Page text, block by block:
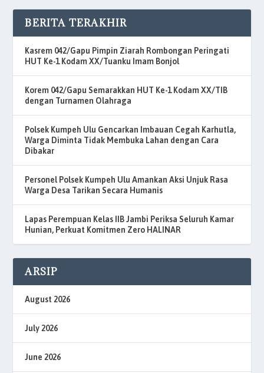
BERITA TERAKHIR
Kasrem 042/Gapu Pimpin Ziarah Rombongan Peringati
HUT Ke-1 Kodam XX/Tuanku Imam Bonjol
Korem 042/Gapu Semarakkan HUT Ke-1 Kodam XX/TIB
dengan Turnamen Olahraga
Polsek Kumpeh Ulu Gencarkan Imbauan Cegah Karhutla,
Warga Diminta Tidak Membuka Lahan dengan Cara
Dibakar
Personel Polsek Kumpeh Ulu Amankan Aksi Unjuk Rasa
Warga Desa Tarikan Secara Humanis
Lapas Perempuan Kelas IIB Jambi Periksa Seluruh Kamar
Hunian, Perkuat Komitmen Zero HALINAR
ARSIP
August 2026
July 2026
June 2026